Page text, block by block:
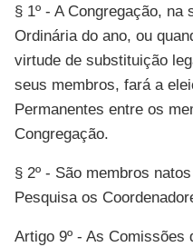
§ 1º - A Congregação, na
Ordinária do ano, ou
virtude de substituição
seus membros, fará a
Permanentes entre os
Congregação.
§ 2º - São membros
Pesquisa os
Artigo 9º - As Comissões